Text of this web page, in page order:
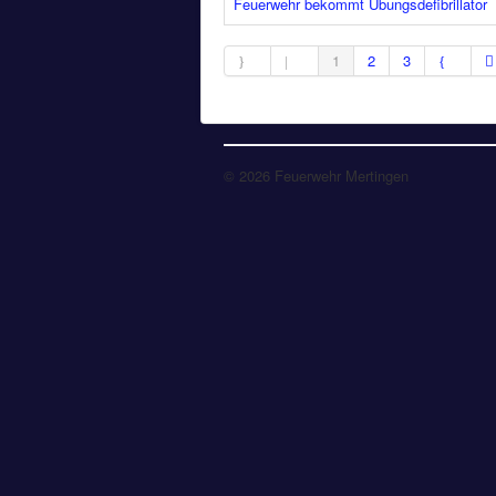
1 2 3
© 2026 Feuerwehr Mertingen